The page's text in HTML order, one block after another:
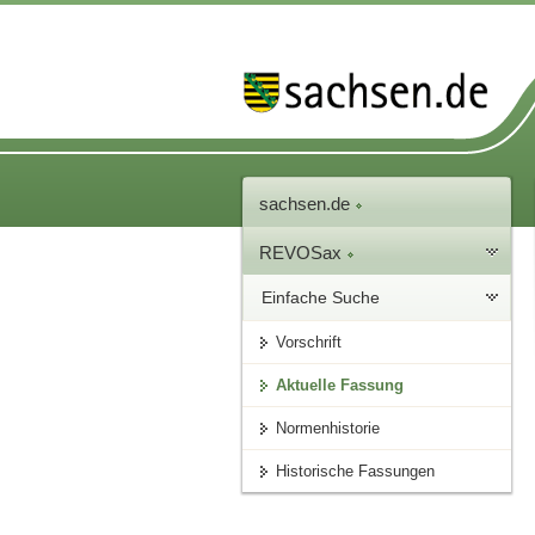
sachsen.de
REVOSax
Einfache Suche
Vorschrift
Aktuelle Fassung
Normenhistorie
Historische Fassungen